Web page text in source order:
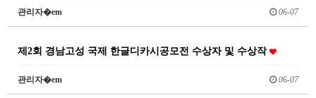
관리자�em 06-07
제2회 경남고성 국제 한글디카시공모전 수상자 및 수상작
관리자�em 06-07